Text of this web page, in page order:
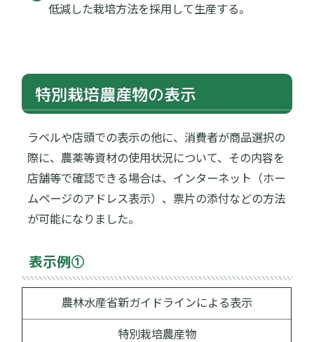
低減した栽培方法を採用して生産する。
特別栽培農産物の表示
ラベルや店頭での表示の他に、消費者が商品選択の
際に、農薬等資材の使用状況について、その内容を
店舗等で確認できる場合は、インターネット（ホー
ムページのアドレス表示）、票片の添付などの方法
が可能になりました。
表示例①
農林水産省新ガイドラインによる表示
特別栽培農産物